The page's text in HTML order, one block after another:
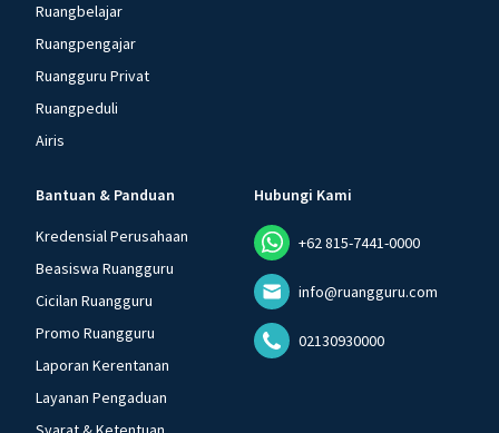
Ruangbelajar
Ruangpengajar
Ruangguru Privat
Ruangpeduli
Airis
Bantuan & Panduan
Kredensial Perusahaan
Beasiswa Ruangguru
Cicilan Ruangguru
Promo Ruangguru
Laporan Kerentanan
Layanan Pengaduan
Hubungi Kami
+62 815-7441-0000
info@ruangguru.com
02130930000